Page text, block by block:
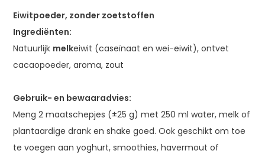
Eiwitpoeder, zonder zoetstoffen
Ingrediënten:
Natuurlijk melkeiwit (caseïnaat en wei-eiwit), ontvet
cacaopoeder, aroma, zout
Gebruik- en bewaaradvies:
Meng 2 maatschepjes (±25 g) met 250 ml water, melk of
plantaardige drank en shake goed. Ook geschikt om toe
te voegen aan yoghurt, smoothies, havermout of